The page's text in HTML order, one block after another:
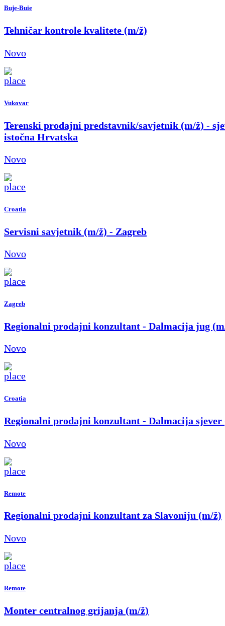
Buje-Buie
Tehničar kontrole kvalitete (m/ž)
Novo
Vukovar
Terenski prodajni predstavnik/savjetnik (m/ž) -
istočna Hrvatska
Novo
Croatia
Servisni savjetnik (m/ž) - Zagreb
Novo
Zagreb
Regionalni prodajni konzultant - Dalmacija jug
Novo
Croatia
Regionalni prodajni konzultant - Dalmacija sjever
Novo
Remote
Regionalni prodajni konzultant za Slavoniju (m/ž)
Novo
Remote
Monter centralnog grijanja (m/ž)